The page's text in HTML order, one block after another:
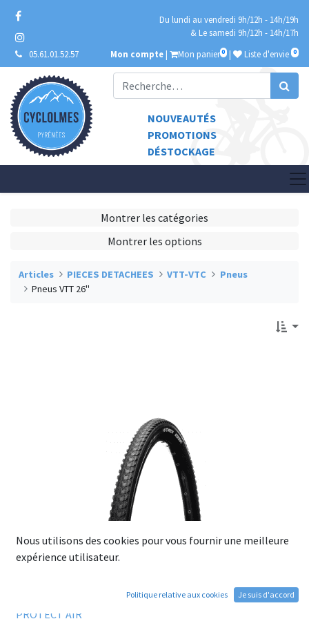
Du lundi au vendredi 9h/12h - 14h/19h
& Le samedi 9h/12h - 14h/17h
05.61.01.52.57
Mon compte | Mon panier 0 | Liste d'envie 0
NOUVEAUTÉS
PROMOTIONS
DÉSTOCKAGE
Montrer les catégories
Montrer les options
Articles PIECES DETACHEES VTT-VTC
Pneus
Pneus VTT 26"
Pneu HUTCHINSON ACROBAT 26x1.35 Tubetype Rigide
PROTECT'AIR
Nous utilisons des cookies pour vous fournir une meilleure
expérience utilisateur.
Politique relative aux cookies Je suis d'accord